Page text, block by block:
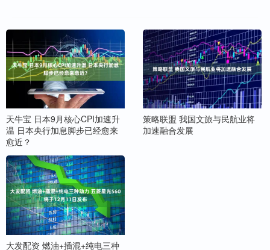
天牛宝 日本9月核心CPI加速升
温 日本央行加息脚步已经愈来
愈近？
策略联盟 我国文旅与民航业将
加速融合发展
大发配资 燃油+插混+纯电三种